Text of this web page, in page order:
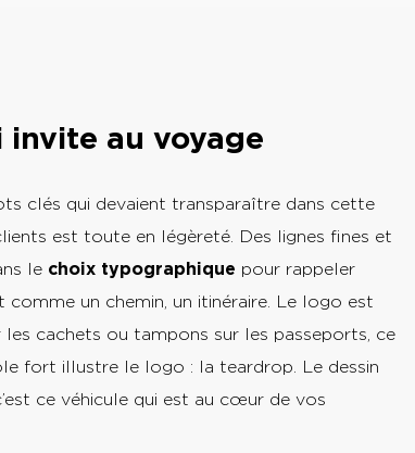
au voyage
clés qui devaient transparaître dans cette
est toute en légèreté. Des lignes fines et
le choix typographique pour rappeler
un chemin, un itinéraire. Le logo est
cachets ou tampons sur les passeports, ce
fort illustre le logo : la teardrop. Le dessin
ce véhicule qui est au cœur de vos